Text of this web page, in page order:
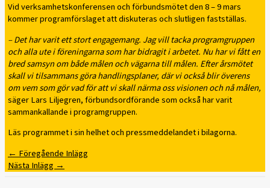
Vid verksamhetskonferensen och förbundsmötet den 8 – 9 mars
kommer programförslaget att diskuteras och slutligen fastställas.
– Det har varit ett stort engagemang. Jag vill tacka programgruppen
och alla ute i föreningarna som har bidragit i arbetet. Nu har vi fått en
bred samsyn om både målen och vägarna till målen. Efter årsmötet
skall vi tilsammans göra handlingsplaner, där vi också blir överens
om vem som gör vad för att vi skall närma oss visionen och nå målen,
säger Lars Liljegren, förbundsordförande som också har varit
sammankallande i programgruppen.
Läs programmet i sin helhet och pressmeddelandet i bilagorna.
← Föregående Inlägg
Nästa Inlägg →